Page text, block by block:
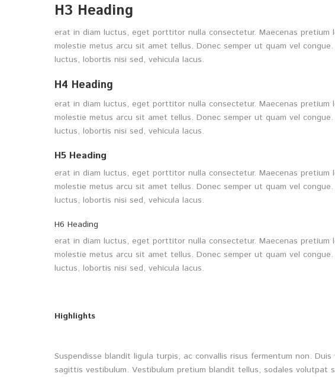
H3 Heading
erat in diam luctus, eget porttitor nulla consectetur. Maecenas pretium
molestie metus arcu sit amet tellus. Donec semper ut quam vel
luctus, lobortis nisi sed, vehicula lacus.
H4 Heading
erat in diam luctus, eget porttitor nulla consectetur. Maecenas pretium
molestie metus arcu sit amet tellus. Donec semper ut quam vel
luctus, lobortis nisi sed, vehicula lacus.
H5 Heading
erat in diam luctus, eget porttitor nulla consectetur. Maecenas pretium
molestie metus arcu sit amet tellus. Donec semper ut quam vel
luctus, lobortis nisi sed, vehicula lacus.
H6 Heading
erat in diam luctus, eget porttitor nulla consectetur. Maecenas pretium
molestie metus arcu sit amet tellus. Donec semper ut quam vel
luctus, lobortis nisi sed, vehicula lacus.
Highlights
Suspendisse blandit ligula turpis, ac convallis risus fermentum non.
sagittis vestibulum. Vestibulum pretium blandit tellus, sodales